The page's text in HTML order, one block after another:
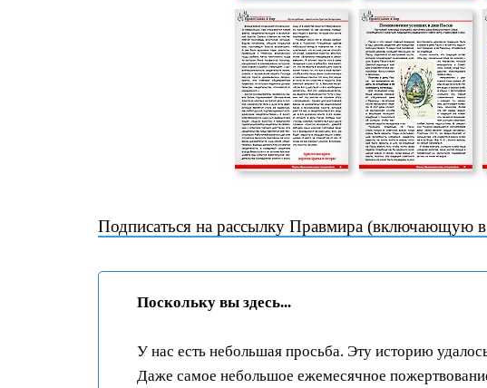
Подписаться на рассылку Правмира (включающую
Поскольку вы здесь...
У нас есть небольшая просьба. Эту историю
Даже самое небольшое ежемесячное